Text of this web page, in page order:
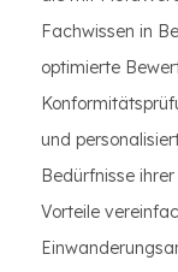
Fachwissen in
optimierte
und
Bedürfnisse
Vorteile